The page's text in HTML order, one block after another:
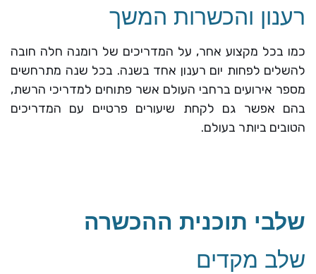
רענון והכשרות המשך
כמו בכל מקצוע אחר, על המדריכים של רומנה חלה חובה
להשלים לפחות יום רענון אחד בשנה. בכל שנה מתרחשים
מספר אירועים ברחבי העולם אשר פתוחים למדריכי הרשת,
בהם אפשר גם לקחת שיעורים פרטיים עם המדריכים
הטובים ביותר בעולם.
שלבי תוכנית ההכשרה
שלב מקדים